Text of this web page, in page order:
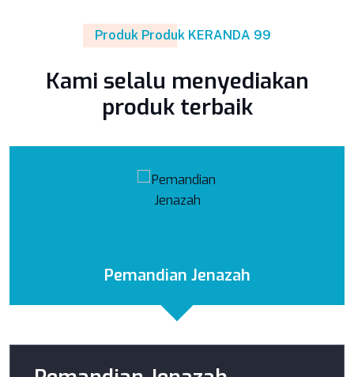
Produk Produk KERANDA 99
Kami selalu menyediakan
produk terbaik
Pemandian Jenazah